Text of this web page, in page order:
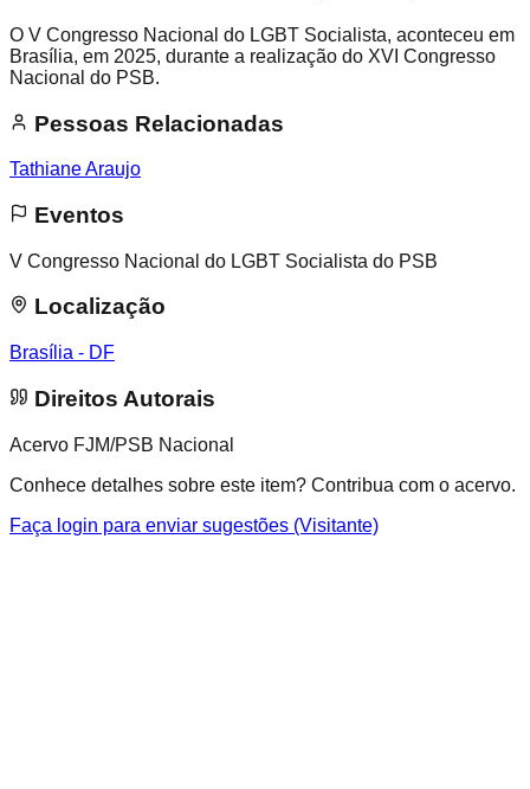
O V Congresso Nacional do LGBT Socialista, aconteceu em
Brasília, em 2025, durante a realização do XVI Congresso
Nacional do PSB.
Pessoas Relacionadas
Tathiane Araujo
Eventos
V Congresso Nacional do LGBT Socialista do PSB
Localização
Brasília - DF
Direitos Autorais
Acervo FJM/PSB Nacional
Conhece detalhes sobre este item? Contribua com o acervo.
Faça login para enviar sugestões (Visitante)